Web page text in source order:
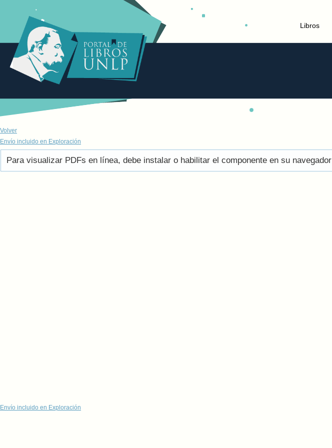
Libros
Volver
Envío incluido en Exploración
Para visualizar PDFs en línea, debe instalar o habilitar el componente en su navegador
Envío incluido en Exploración